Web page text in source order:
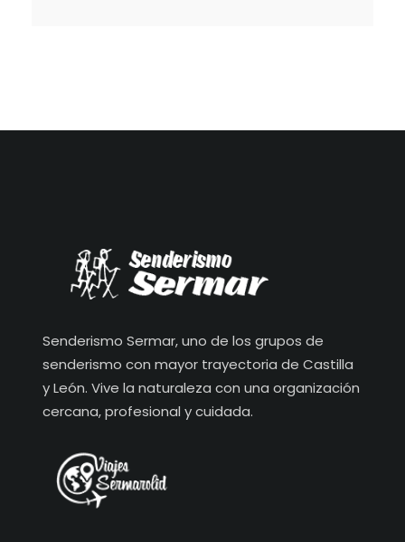
Senderismo Sermar, uno de los grupos de
senderismo con mayor trayectoria de Castilla
y León. Vive la naturaleza con una organización
cercana, profesional y cuidada.